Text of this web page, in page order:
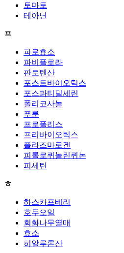
토마토
테아닌
ㅍ
파로효소
파비플로라
판토텐산
포스트바이오틱스
포스파티딜세린
폴리코사놀
푸룬
프로폴리스
프리바이오틱스
플라즈마로겐
피롤로퀴놀린퀴논
피세틴
ㅎ
하스카프베리
호두오일
회화나무열매
효소
히알루론산